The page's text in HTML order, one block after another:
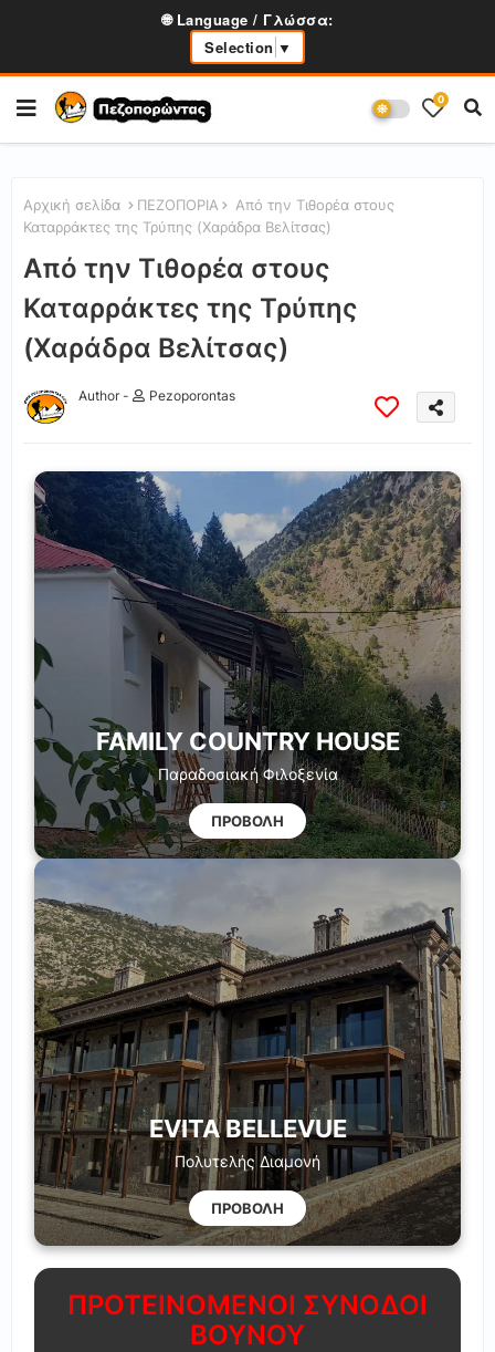
🌐 Language / Γλώσσα:
Selection ▼
0
Αρχική σελίδα ΠΕΖΟΠΟΡΙΑ
Από την Τιθορέα στους
Καταρράκτες της Τρύπης (Χαράδρα Βελίτσας)
Από την Τιθορέα στους
Καταρράκτες της Τρύπης
(Χαράδρα Βελίτσας)
Author - Pezoporontas
FAMILY COUNTRY HOUSE
Παραδοσιακή Φιλοξενία
ΠΡΟΒΟΛΗ
EVITA BELLEVUE
Πολυτελής Διαμονή
ΠΡΟΒΟΛΗ
ΠΡΟΤΕΙΝΟΜΕΝΟΙ ΣΥΝΟΔΟΙ
ΒΟΥΝΟΥ